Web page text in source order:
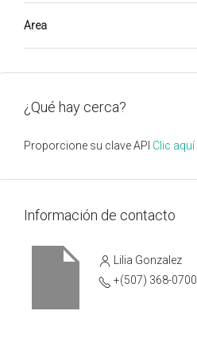
Area
¿Qué hay cerca?
Proporcione su clave API Clic aquí
Información de contacto
Lilia Gonzalez
+(507) 368-0700